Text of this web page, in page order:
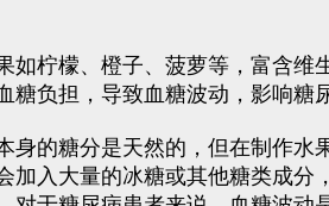
柠檬、橙子、菠萝等，富含
负担，导致血糖波动，影响糖
的糖分是天然的，但在制作
加入大量的冰糖或其他糖类成